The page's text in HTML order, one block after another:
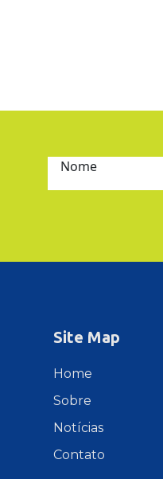
Nome
Site Map
Home
Sobre
Notícias
Contato